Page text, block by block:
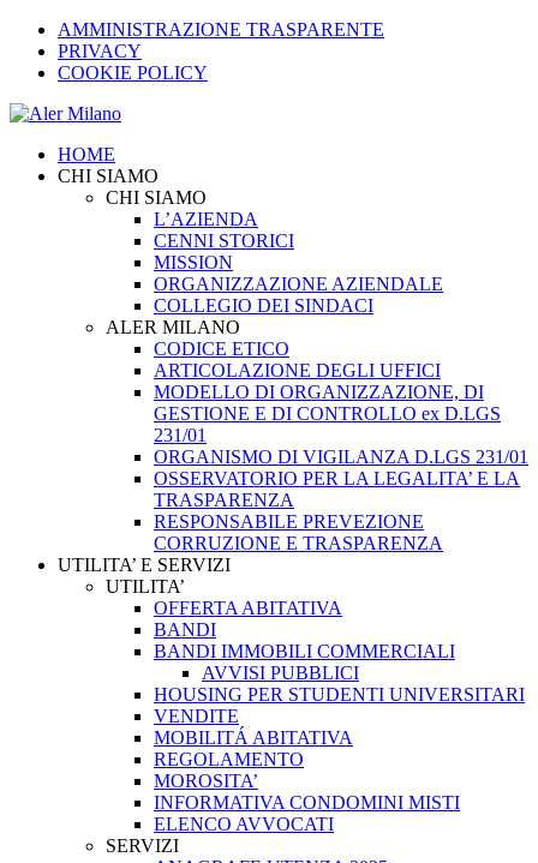
AMMINISTRAZIONE TRASPARENTE
PRIVACY
COOKIE POLICY
HOME
CHI SIAMO
CHI SIAMO
L’AZIENDA
CENNI STORICI
MISSION
ORGANIZZAZIONE AZIENDALE
COLLEGIO DEI SINDACI
ALER MILANO
CODICE ETICO
ARTICOLAZIONE DEGLI UFFICI
MODELLO DI ORGANIZZAZIONE, DI
GESTIONE E DI CONTROLLO ex D.LGS
231/01
ORGANISMO DI VIGILANZA D.LGS 231/01
OSSERVATORIO PER LA LEGALITA’ E LA
TRASPARENZA
RESPONSABILE PREVEZIONE
CORRUZIONE E TRASPARENZA
UTILITA’ E SERVIZI
UTILITA’
OFFERTA ABITATIVA
BANDI
BANDI IMMOBILI COMMERCIALI
AVVISI PUBBLICI
HOUSING PER STUDENTI UNIVERSITARI
VENDITE
MOBILITÁ ABITATIVA
REGOLAMENTO
MOROSITA’
INFORMATIVA CONDOMINI MISTI
ELENCO AVVOCATI
SERVIZI